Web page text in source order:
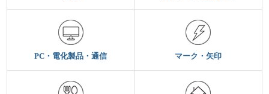
PC・電化製品・通信 マーク・矢印